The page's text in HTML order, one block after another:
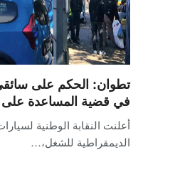
تطوان: الحكم على
في قضية المساعدة على
أعلنت النقابة الوطنية
الديمقراطية للشغل،…